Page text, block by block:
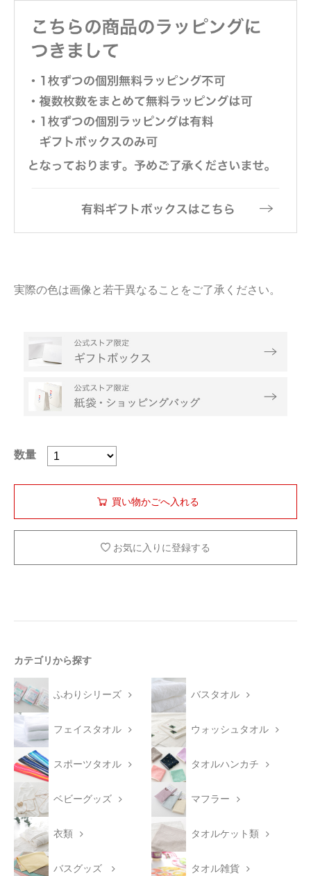
実際の色は画像と若干異なることをご了承ください。
数量
お気に入りに登録する
カテゴリから探す
ふわりシリーズ バスタオル
フェイスタオル ウォッシュタオル
スポーツタオル タオルハンカチ
ベビーグッズ マフラー
衣類 タオルケット類
バスグッズ タオル雑貨